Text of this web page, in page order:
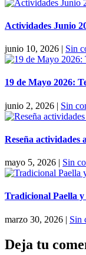
Actividades Junio
junio 10, 2026 | Sin
19 de Mayo 2026:
junio 2, 2026 | Sin
Reseña actividades
mayo 5, 2026 | Sin
Tradicional Paella
marzo 30, 2026 | Sin
Deja tu